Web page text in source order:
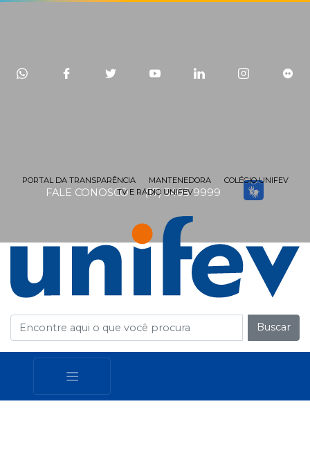
FALE CONOSCO (17) 3405-9999
PORTAL DA TRANSPARÊNCIA MANTENEDORA
COLÉGIO UNIFEV
TV E RÁDIO UNIFEV
Buscar